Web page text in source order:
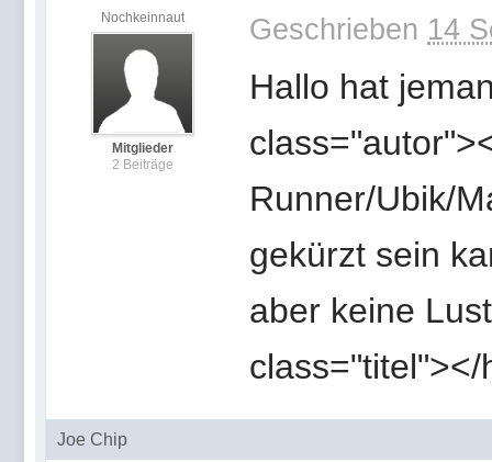
Nochkeinnaut
Mitglieder
2 Beiträge
Geschrieben 14
Hallo hat
Runner/Ubik/
gekürzt sein
aber keine
class="titel"></
Joe Chip